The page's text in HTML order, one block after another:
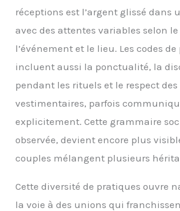
réceptions est l’argent glissé dans
avec des attentes variables selon
l’événement et le lieu. Les codes de
incluent aussi la ponctualité, la
pendant les rituels et le respect
vestimentaires, parfois
explicitement. Cette grammaire
observée, devient encore plus
couples mélangent plusieurs
Cette diversité de pratiques ouvre
la voie à des unions qui